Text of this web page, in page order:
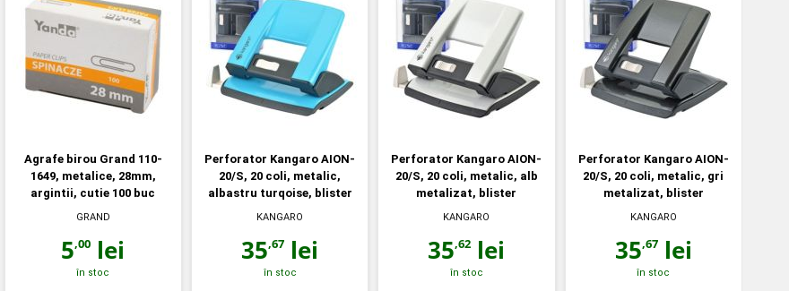
Agrafe birou Grand 110-
1649, metalice, 28mm,
argintii, cutie 100 buc
GRAND
5,00 lei
în stoc
Perforator Kangaro AION-
20/S, 20 coli, metalic,
albastru turqoise, blister
KANGARO
35,67 lei
în stoc
Perforator Kangaro AION-
20/S, 20 coli, metalic, alb
metalizat, blister
KANGARO
35,62 lei
în stoc
Perforator Kangaro AION-
20/S, 20 coli, metalic, gri
metalizat, blister
KANGARO
35,67lei
în stoc